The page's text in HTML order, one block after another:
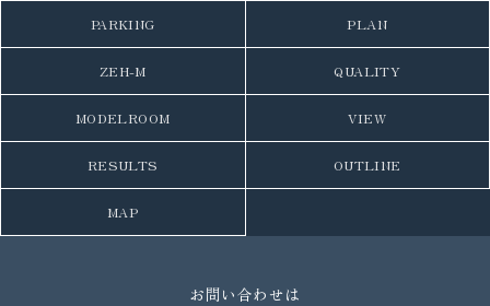
PARKING PLAN
ZEH-M QUALITY
MODELROOM VIEW
RESULTS OUTLINE
MAP
お問い合わせは